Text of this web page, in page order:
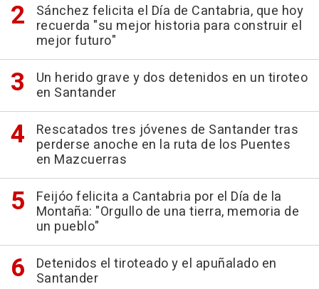
Sánchez felicita el Día de Cantabria, que hoy
recuerda "su mejor historia para construir el
mejor futuro"
Un herido grave y dos detenidos en un tiroteo
en Santander
Rescatados tres jóvenes de Santander tras
perderse anoche en la ruta de los Puentes
en Mazcuerras
Feijóo felicita a Cantabria por el Día de la
Montaña: "Orgullo de una tierra, memoria de
un pueblo"
Detenidos el tiroteado y el apuñalado en
Santander